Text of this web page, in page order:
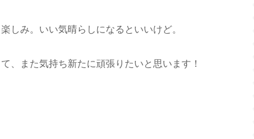
しみ。いい気晴らしになるといいけど。
、また気持ち新たに頑張りたいと思います！